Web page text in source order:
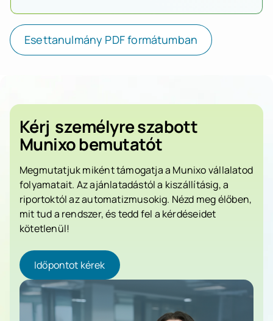
Esettanulmány PDF formátumban
Kérj személyre szabott
Munixo bemutatót
Megmutatjuk miként támogatja a Munixo vállalatod
folyamatait. Az ajánlatadástól a kiszállításig, a
riportoktól az automatizmusokig. Nézd meg élőben,
mit tud a rendszer, és tedd fel a kérdéseidet
kötetlenül!
Időpontot kérek
Időpontot kérek